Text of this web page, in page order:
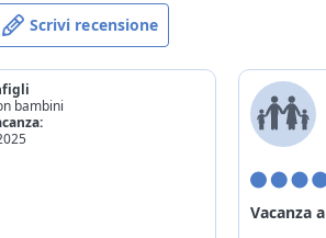
con bambini, parco giochi, sala
di piccola taglia
bici in struttura: mountain bike
Scrivi recensione
bambini
Vacanza